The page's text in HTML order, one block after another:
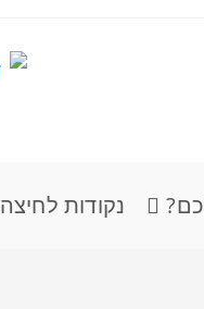
נקודות לחיצה